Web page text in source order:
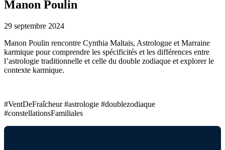
Manon Poulin
29 septembre 2024
Manon Poulin rencontre Cynthia Maltais, Astrologue et Marraine
karmique pour comprendre les spécificités et les différences entre
l’astrologie traditionnelle et celle du double zodiaque et explorer le
contexte karmique.
#VentDeFraîcheur #astrologie #doublezodiaque
#constellationsFamiliales